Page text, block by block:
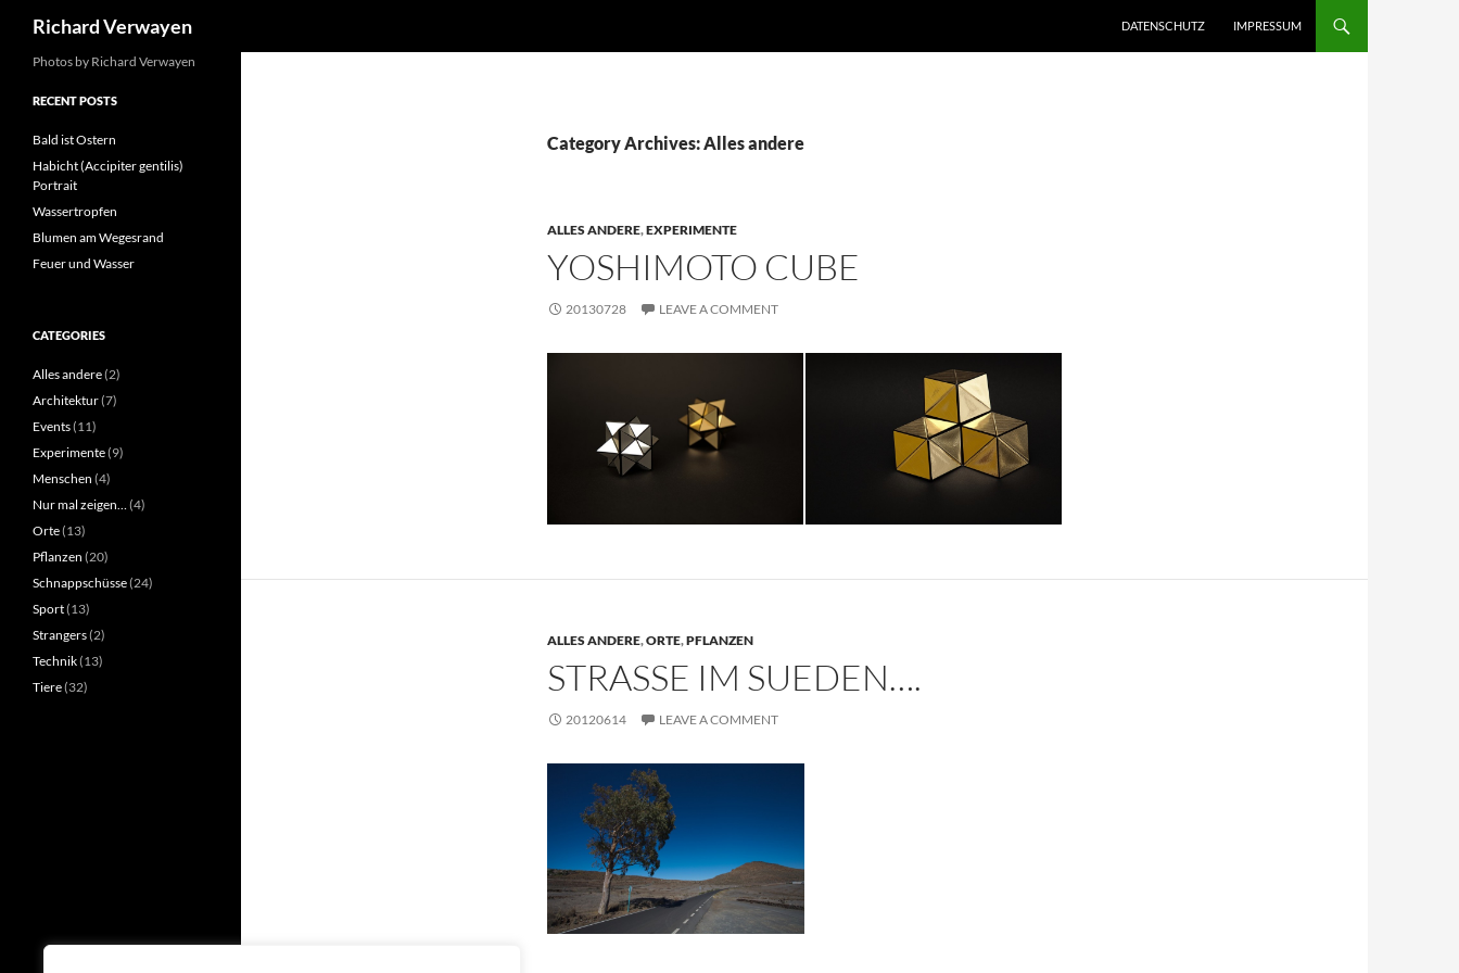
Richard Verwayen DATENSCHUTZ IMPRESSUM
Category Archives: Alles andere
ALLES ANDERE,EXPERIMENTE
YOSHIMOTO CUBE
20130728 LEAVE A COMMENT
ALLES ANDERE,ORTE,PFLANZEN
STRASSE IM SUEDEN….
20120614 LEAVE A COMMENT
Photos by Richard Verwayen
RECENT POSTS
Bald ist Ostern
Habicht (Accipiter gentilis)
Portrait
Wassertropfen
Blumen am Wegesrand
Feuer und Wasser
CATEGORIES
Alles andere(2)
Architektur(7)
Events(11)
Experimente(9)
Menschen (4)
Nur mal zeigen…(4)
Orte(13)
Pflanzen (20)
Schnappschüsse(24)
Sport(13)
Strangers(2)
Technik(13)
Tiere(32)